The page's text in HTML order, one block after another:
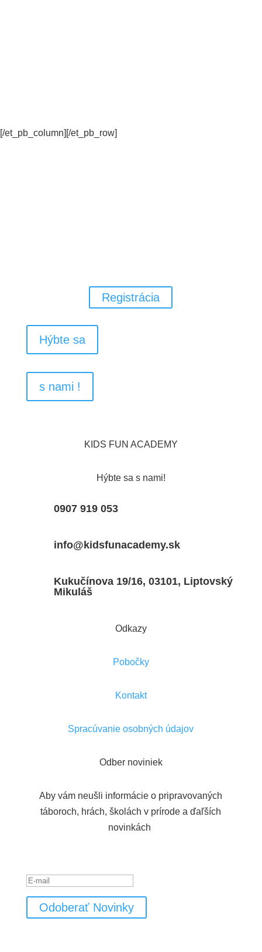
[/et_pb_column] [/et_pb_row]
Registrácia
Hýbte sa
s nami !
KIDS FUN ACADEMY
Hýbte sa s nami!
0907 919 053
info@kidsfunacademy.sk
Kukučínova 19/16, 03101, Liptovský
Mikuláš
Odkazy
Pobočky
Kontakt
Spracúvanie osobných údajov
Odber noviniek
Aby vám neušli informácie o pripravovaných
táboroch, hrách, školách v prírode a ďaľších
novinkách
Odoberať Novinky